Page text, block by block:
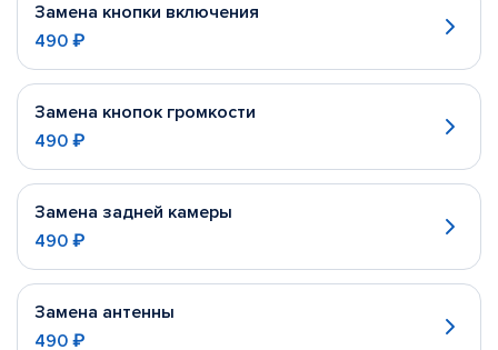
Замена кнопки включения
490 ₽
Замена кнопок громкости
490 ₽
Замена задней камеры
490 ₽
Замена антенны
490 ₽